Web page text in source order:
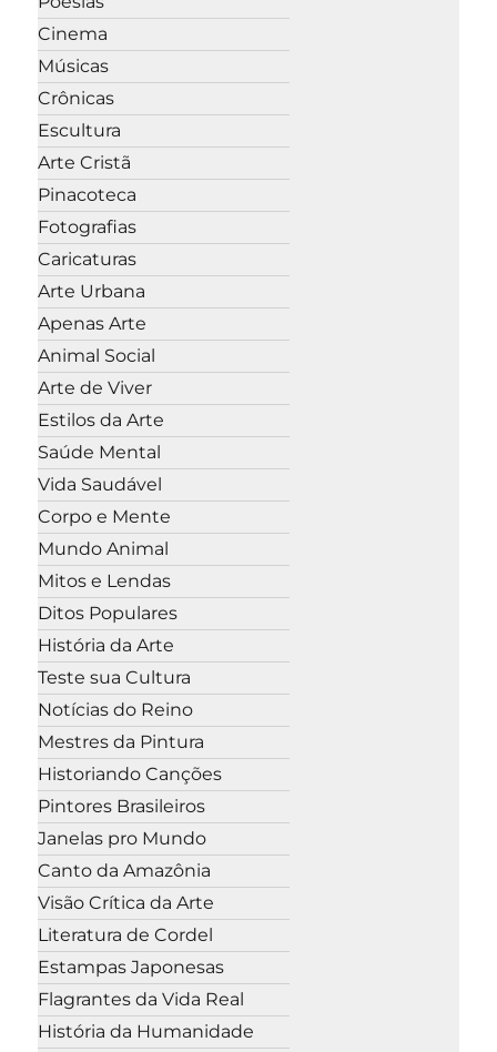
Cinema
Músicas
Crônicas
Escultura
Arte Cristã
Pinacoteca
Fotografias
Caricaturas
Arte Urbana
Apenas Arte
Animal Social
Arte de Viver
Estilos da Arte
Saúde Mental
Vida Saudável
Corpo e Mente
Mundo Animal
Mitos e Lendas
Ditos Populares
História da Arte
Teste sua Cultura
Notícias do Reino
Mestres da Pintura
Historiando Canções
Pintores Brasileiros
Janelas pro Mundo
Canto da Amazônia
Visão Crítica da Arte
Literatura de Cordel
Estampas Japonesas
Flagrantes da Vida Real
História da Humanidade